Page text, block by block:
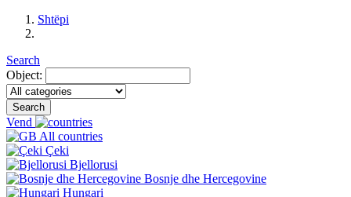
Shtëpi
Search
Object:
Search
Vend
All countries
Çeki
Bjellorusi
Bosnje dhe Hercegovine
Hungari